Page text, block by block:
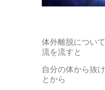
体外離脱につい
流を流すと
自分の体から抜
とから